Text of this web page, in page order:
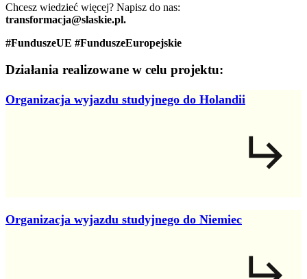
Chcesz wiedzieć więcej? Napisz do nas:
transformacja@slaskie.pl.
#FunduszeUE #FunduszeEuropejskie
Działania realizowane w celu projektu:
Organizacja wyjazdu studyjnego do Holandii
Organizacja wyjazdu studyjnego do Niemiec